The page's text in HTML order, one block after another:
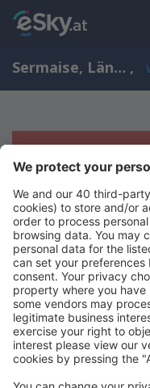
Sermaise, Länder der Loire, Frankreich ,
Es tut uns leid,
Ergebnisse
Bitte starten Sie Ihre
Copyright © eSky.at. Alle